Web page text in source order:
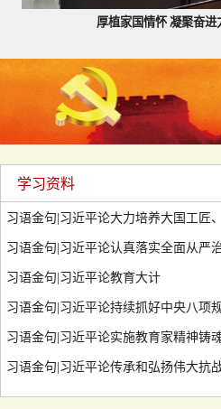
深入学院察民意 务实
学习资料
习语金句|习近平论大力培养大国工匠
习语金句|习近平论认真落实全面从严
习语金句|习近平论教育大计
习语金句|习近平论持续抓好中央八项
习语金句|习近平论实施教育家精神铸
习语金句|习近平论传承和弘扬伟大抗